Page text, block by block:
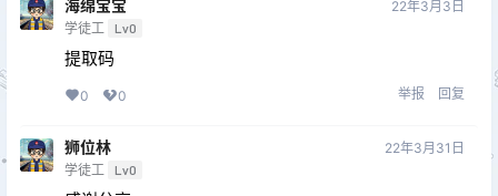
海绵宝宝
学徒工 Lv0
22年3月3日
提取码
0 0 举报 回复
狮位林
学徒工 Lv0
22年3月31日